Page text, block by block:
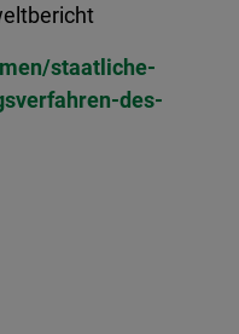
staatliche-
des-